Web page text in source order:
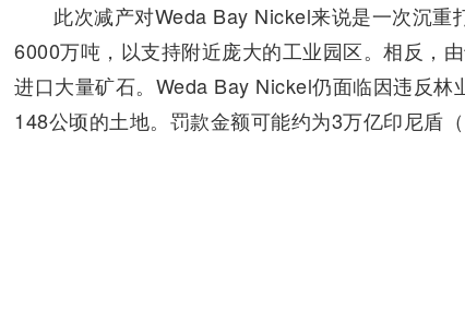
此次减产对Weda Bay Nickel来说是一次沉重
6000万吨，以支持附近庞大的工业园区。相反，
进口大量矿石。Weda Bay Nickel仍面临因违反
148公顷的土地。罚款金额可能约为3万亿印尼盾（